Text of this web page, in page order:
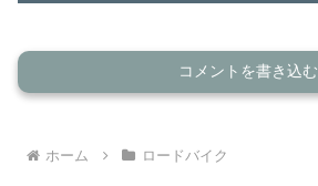
コメントを書き込む
ホーム ロードバイク